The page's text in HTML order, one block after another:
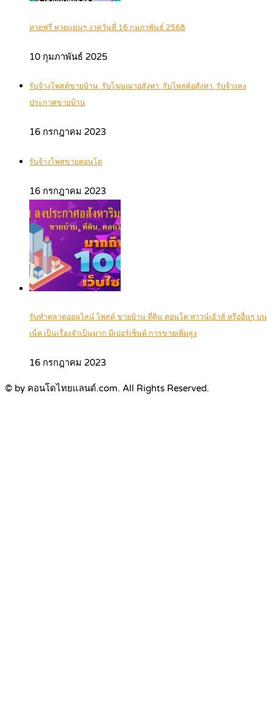
หวยฟรี หวยแม่นๆ งวดวันที่ 16 กุมภาพันธ์ 2568
10 กุมภาพันธ์ 2025
รับจ้างโพสต์ขายบ้าน, รับโฆษณาอสังหา, รับโพสต์อสังหา, รับจ้างลง
ประกาศขายบ้าน
16 กรกฎาคม 2023
รับจ้างโพสขายคอนโด
16 กรกฎาคม 2023
รับทำตลาดออนไลน์ โพสต์ ขายบ้าน ที่ดิน คอนโด ทาวน์เฮ้าส์ หรืออื่นๆ บน
เน็ต เป็นเรื่องจำเป็นมาก มีเปอร์เซ็นต์ การขายเพิ่มสูง
16 กรกฎาคม 2023
© by คอนโดไทยแลนด์.com. All Rights Reserved.